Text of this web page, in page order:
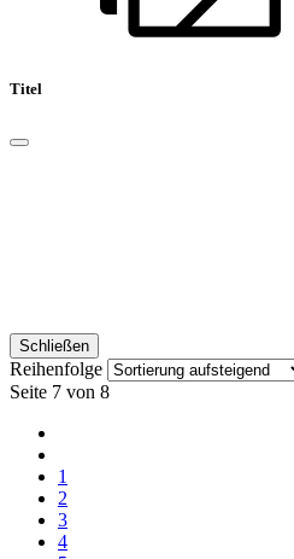
Titel
Schließen
Reihenfolge
Seite 7 von 8
1
2
3
4